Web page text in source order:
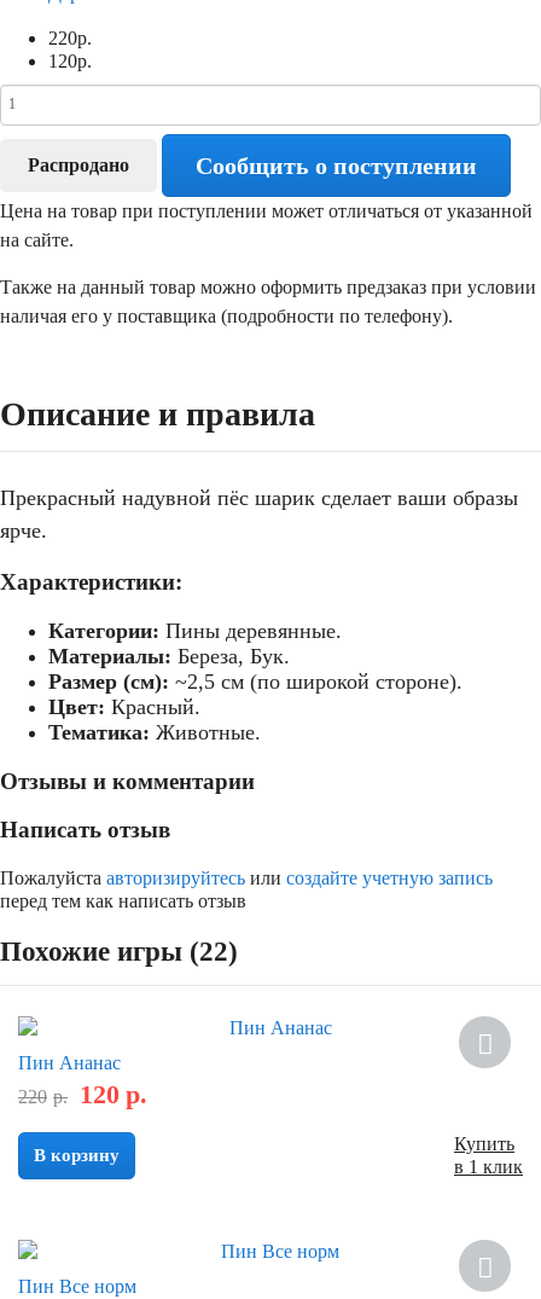
220р.
120р.
Распродано Сообщить о поступлении
Цена на товар при поступлении может отличаться от указанной
на сайте.
Также на данный товар можно оформить предзаказ при условии
наличая его у поставщика (подробности по телефону).
Описание и правила
Прекрасный надувной пёс шарик сделает ваши образы
ярче.
Характеристики:
Категории: Пины деревянные.
Материалы: Береза, Бук.
Размер (см): ~2,5 см (по широкой стороне).
Цвет: Красный.
Тематика: Животные.
Отзывы и комментарии
Написать отзыв
Пожалуйста авторизируйтесь или создайте учетную запись
перед тем как написать отзыв
Похожие игры (22)
Пин Ананас
220 р. 120 р.
В корзину
Купить
в 1 клик
Пин Все норм